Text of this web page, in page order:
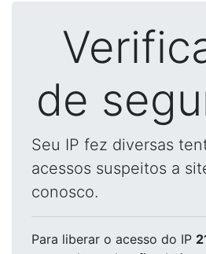
de
Seu IP fez diversas
acessos suspeitos a
conosco.
Para liberar o acesso do IP